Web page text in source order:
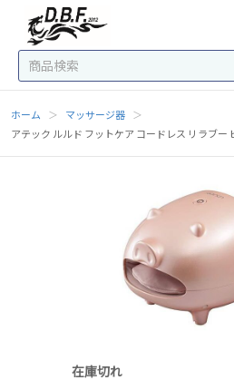
ホーム ＞ マッサージ器 ＞
アテック ルルド フットケア コードレス リラブー
在庫切れ